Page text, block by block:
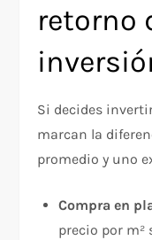
retorno
Si decides
marcan la
promedio y uno
Compra en
precio por m²